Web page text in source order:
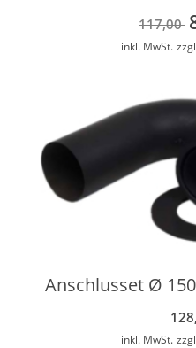
117,00
inkl. MwSt.
Anschlusset Ø
inkl. MwSt.